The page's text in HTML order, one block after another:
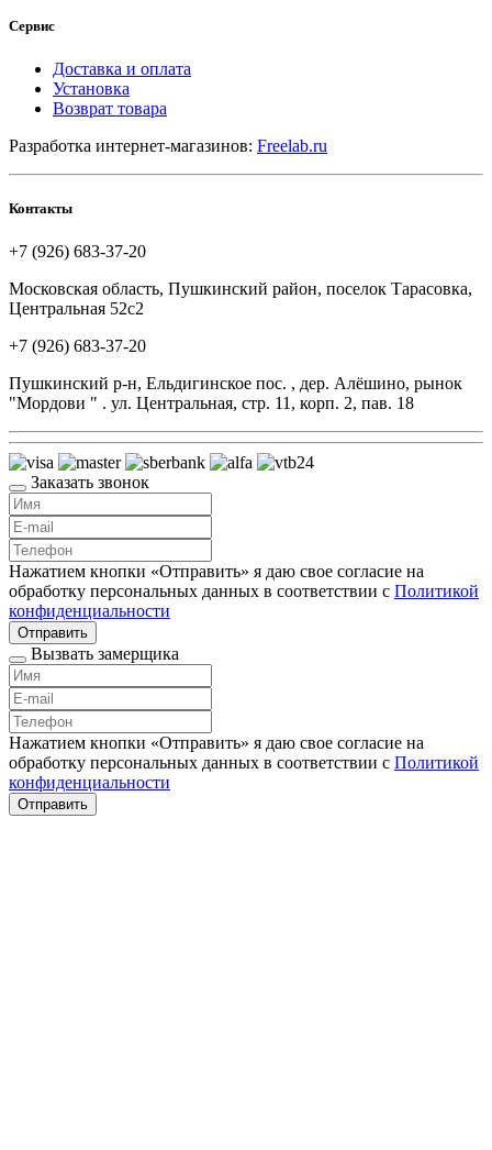
Сервис
Доставка и оплата
Установка
Возврат товара
Разработка интернет-магазинов: Freelab.ru
Контакты
+7 (926) 683-37-20
Московская область, Пушкинский район, поселок Тарасовка,
Центральная 52с2
+7 (926) 683-37-20
Пушкинский р-н, Ельдигинское пос. , дер. Алёшино, рынок
"Мордови " . ул. Центральная, стр. 11, корп. 2, пав. 18
Заказать звонок
Нажатием кнопки «Отправить» я даю свое согласие на
обработку персональных данных в соответствии с Политикой
конфиденциальности
Отправить
Вызвать замерщика
Нажатием кнопки «Отправить» я даю свое согласие на
обработку персональных данных в соответствии с Политикой
конфиденциальности
Отправить